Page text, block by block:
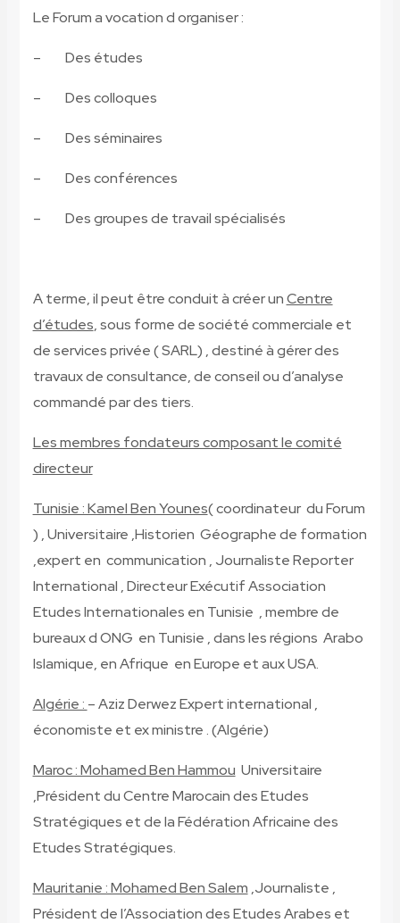
Le Forum a vocation d organiser :
– Des études
– Des colloques
– Des séminaires
– Des conférences
– Des groupes de travail spécialisés
A terme, il peut être conduit à créer unCentre
d’études, sous forme de société commerciale et
de services privée ( SARL) , destiné à gérer des
travaux de consultance, de conseil ou d’analyse
commandé par des tiers.
Les membres fondateurs composant le comité
directeur
Tunisie : Kamel Ben Younes( coordinateur du Forum
) , Universitaire ,Historien Géographe de formation
,expert en communication , Journaliste Reporter
International , Directeur Exécutif Association
Etudes Internationales en Tunisie , membre de
bureaux d ONG en Tunisie , dans les régions Arabo
Islamique, en Afrique en Europe et aux USA.
Algérie : – Aziz Derwez Expert international ,
économiste et ex ministre . (Algérie)
Maroc : Mohamed Ben Hammou Universitaire
,Président du Centre Marocain des Etudes
Stratégiques et de la Fédération Africaine des
Etudes Stratégiques.
Mauritanie : Mohamed Ben Salem ,Journaliste ,
Président de l’Association des Etudes Arabes et